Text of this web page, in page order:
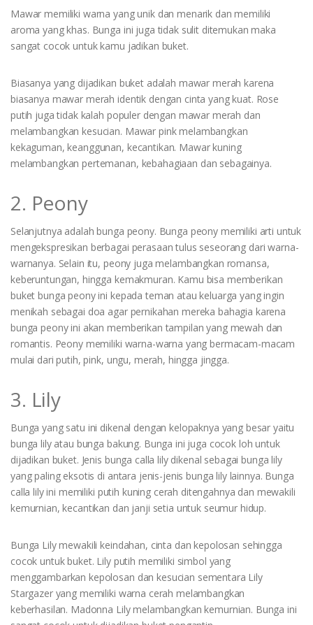
Mawar memiliki warna yang unik dan menarik dan memiliki
aroma yang khas. Bunga ini juga tidak sulit ditemukan maka
sangat cocok untuk kamu jadikan buket.
Biasanya yang dijadikan buket adalah mawar merah karena
biasanya mawar merah identik dengan cinta yang kuat. Rose
putih juga tidak kalah populer dengan mawar merah dan
melambangkan kesucian. Mawar pink melambangkan
kekaguman, keanggunan, kecantikan. Mawar kuning
melambangkan pertemanan, kebahagiaan dan sebagainya.
2. Peony
Selanjutnya adalah bunga peony. Bunga peony memiliki arti untuk
mengekspresikan berbagai perasaan tulus seseorang dari warna-
warnanya. Selain itu, peony juga melambangkan romansa,
keberuntungan, hingga kemakmuran. Kamu bisa memberikan
buket bunga peony ini kepada teman atau keluarga yang ingin
menikah sebagai doa agar pernikahan mereka bahagia karena
bunga peony ini akan memberikan tampilan yang mewah dan
romantis. Peony memiliki warna-warna yang bermacam-macam
mulai dari putih, pink, ungu, merah, hingga jingga.
3. Lily
Bunga yang satu ini dikenal dengan kelopaknya yang besar yaitu
bunga lily atau bunga bakung. Bunga ini juga cocok loh untuk
dijadikan buket. Jenis bunga calla lily dikenal sebagai bunga lily
yang paling eksotis di antara jenis-jenis bunga lily lainnya. Bunga
calla lily ini memiliki putih kuning cerah ditengahnya dan mewakili
kemurnian, kecantikan dan janji setia untuk seumur hidup.
Bunga Lily mewakili keindahan, cinta dan kepolosan sehingga
cocok untuk buket. Lily putih memiliki simbol yang
menggambarkan kepolosan dan kesucian sementara Lily
Stargazer yang memiliki warna cerah melambangkan
keberhasilan. Madonna Lily melambangkan kemurnian. Bunga ini